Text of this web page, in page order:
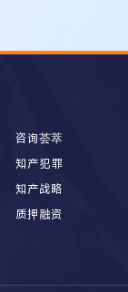
咨询荟萃
知产犯罪
知产战略
质押融资